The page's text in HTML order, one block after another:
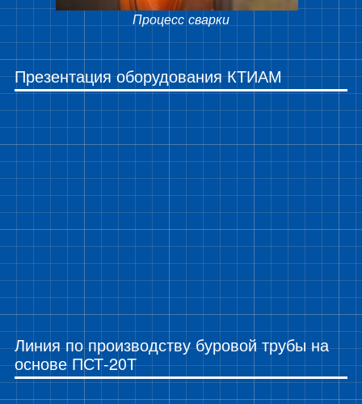
Процесс сварки
Презентация оборудования КТИАМ
Линия по производству буровой трубы на
основе ПСТ-20Т